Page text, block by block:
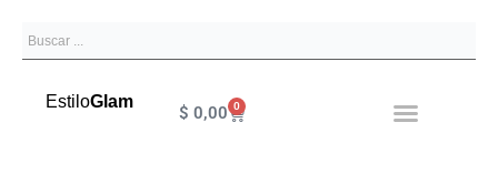
contenido
Search
EstiloGlam
$ 0,00 0
Cart